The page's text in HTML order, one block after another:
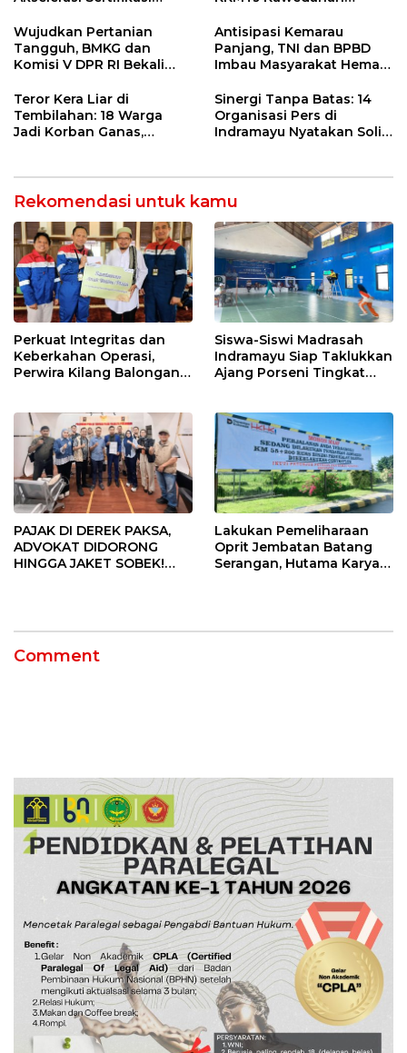
Entaskan Kemiskinan di
Indramayu
Wujudkan Pertanian
Tangguh, BMKG dan
Komisi V DPR RI Bekali
Sekolah Lapang Iklim
Antisipasi Kemarau
Panjang, TNI dan BPBD
Imbau Masyarakat Hemat
Kebakaran
Teror Kera Liar di
Tembilahan: 18 Warga
Jadi Korban Ganas,
Sinergi Tanpa Batas: 14
Organisasi Pers di
Indramayu Nyatakan Solid
Rekomendasi untuk kamu
Perkuat Integritas dan
Keberkahan Operasi,
Perwira Kilang Balongan
Siswa-Siswi Madrasah
Indramayu Siap Taklukkan
Ajang Porseni Tingkat
PAJAK DI DEREK PAKSA,
ADVOKAT DIDORONG
HINGGA JAKET SOBEK!
Lakukan Pemeliharaan
Oprit Jembatan Batang
Serangan, Hutama Karya
Comment